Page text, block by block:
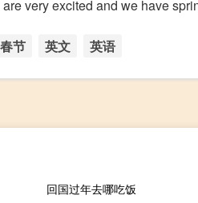
very excited and we have
春节 英文 英语
回国过年去哪吃饭